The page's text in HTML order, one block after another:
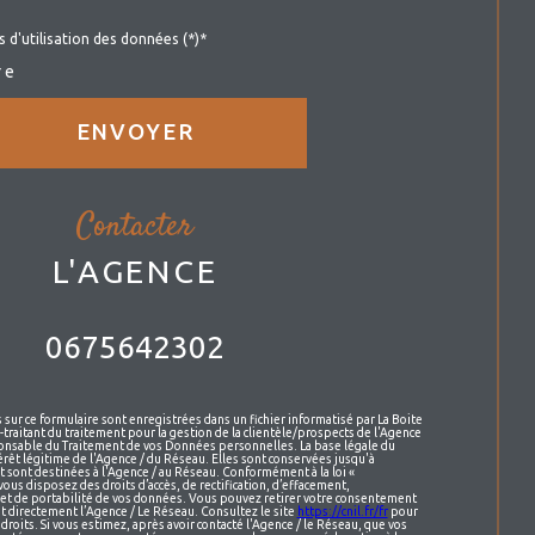
d'utilisation des données (*)*
ENVOYER
contacter
L'AGENCE
0675642302
ce formulaire sont enregistrées dans un fichier informatisé par La Boite
traitant du traitement pour la gestion de la clientèle/prospects de l'Agence
du Traitement de vos Données personnelles. La base légale du
légitime de l'Agence / du Réseau. Elles sont conservées jusqu'à
destinées à l'Agence / au Réseau. Conformément à la loi «
disposez des droits d’accès, de rectification, d’effacement,
de portabilité de vos données. Vous pouvez retirer votre consentement
directement l’Agence / Le Réseau. Consultez le site https://cnil.fr/frpour
Si vous estimez, après avoir contacté l'Agence / le Réseau, que vos